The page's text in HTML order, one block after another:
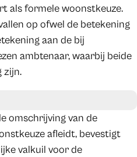
als formele woonstkeuze.
op ofwel de betekening
aan de bij
ambtenaar, waarbij beide
zijn.
omschrijving van de
afleidt, bevestigt
valkuil voor de